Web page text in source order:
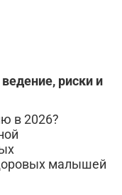
риски и
в 2026?
малышей